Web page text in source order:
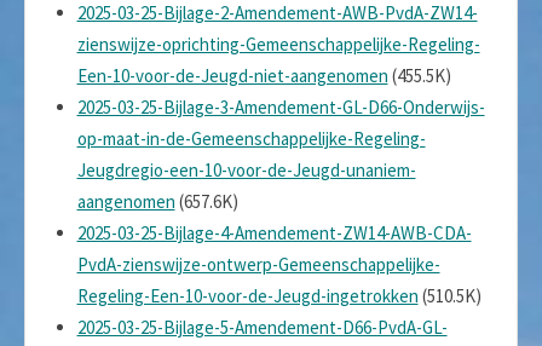
2025-03-25-Bijlage-2-Amendement-AWB-PvdA-ZW14-
zienswijze-oprichting-Gemeenschappelijke-Regeling-
Een-10-voor-de-Jeugd-niet-aangenomen (455.5K)
2025-03-25-Bijlage-3-Amendement-GL-D66-Onderwijs-
op-maat-in-de-Gemeenschappelijke-Regeling-
Jeugdregio-een-10-voor-de-Jeugd-unaniem-
aangenomen (657.6K)
2025-03-25-Bijlage-4-Amendement-ZW14-AWB-CDA-
PvdA-zienswijze-ontwerp-Gemeenschappelijke-
Regeling-Een-10-voor-de-Jeugd-ingetrokken (510.5K)
2025-03-25-Bijlage-5-Amendement-D66-PvdA-GL-